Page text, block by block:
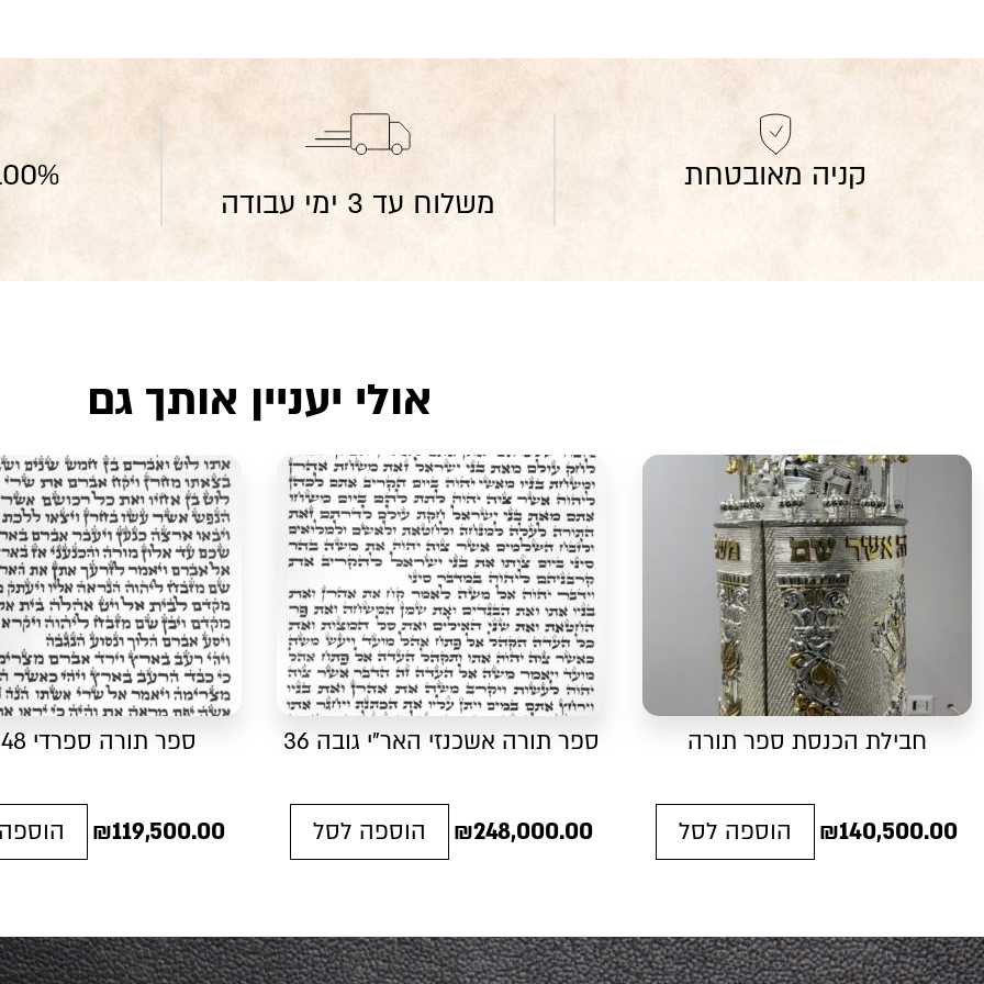
קניה מאובטחת
משלוח עד 3 ימי עבודה
100% הידור
אולי יעניין אותך גם
חבילת הכנסת ספר תורה
₪140,500.00 הוספה לסל
ספר תורה אשכנזי האר"י גובה 36
₪248,000.00 הוספה לסל
ספר תורה ספרדי 48 ס"מ
₪119,500.00